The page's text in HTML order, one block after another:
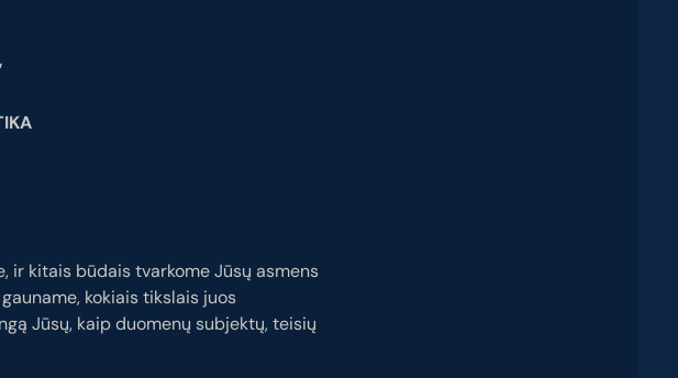
ir kitais būdais tvarkome Jūsų asmens
kokiais tikslais juos
Jūsų, kaip duomenų subjektų, teisių